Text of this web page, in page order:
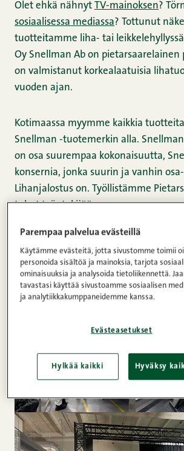
Olet ehkä nähnyt TV-mainoksen?
sosiaalisessa mediassa? Tottunut
tuotteitamme liha- tai
Oy Snellman Ab on pietarsaarelainen
on valmistanut korkealaatuisia
vuoden ajan.
Kotimaassa myymme kaikkia
Snellman -tuotemerkin alla.
on osa suurempaa kokonaisuutta,
konsernia, jonka suurin ja vanhin
Lihanjalostus on. Työllistämme
tuhat työntekijää.
Parempaa palvelua evästeillä
Käytämme evästeitä, jotta sivustomme toimii
personoida sisältöä ja mainoksia, tarjota
ominaisuuksia ja analysoida tietoliikennettä.
tavastasi käyttää sivustoamme sosiaalisen
ja analytiikkakumppaneidemme kanssa.
Evästeasetukset
Hylkää kaikki Hyväksy